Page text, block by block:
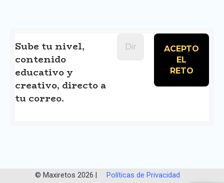
Sube tu nivel,
contenido
educativo y
creativo, directo a
tu correo.
© Maxiretos 2026 | Políticas de Privacidad